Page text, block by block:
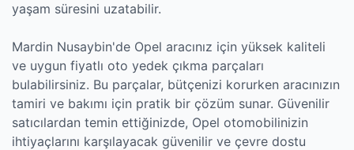
yaşam süresini uzatabilir.
Mardin Nusaybin'de Opel aracınız için yüksek kaliteli
ve uygun fiyatlı oto yedek çıkma parçaları
bulabilirsiniz. Bu parçalar, bütçenizi korurken aracınızın
tamiri ve bakımı için pratik bir çözüm sunar. Güvenilir
satıcılardan temin ettiğinizde, Opel otomobilinizin
ihtiyaçlarını karşılayacak güvenilir ve çevre dostu